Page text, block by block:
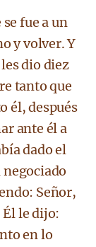
fue a un
y volver. Y
dio diez
tanto que
él, después
ante él a
dado el
Señor,
le dijo:
en lo